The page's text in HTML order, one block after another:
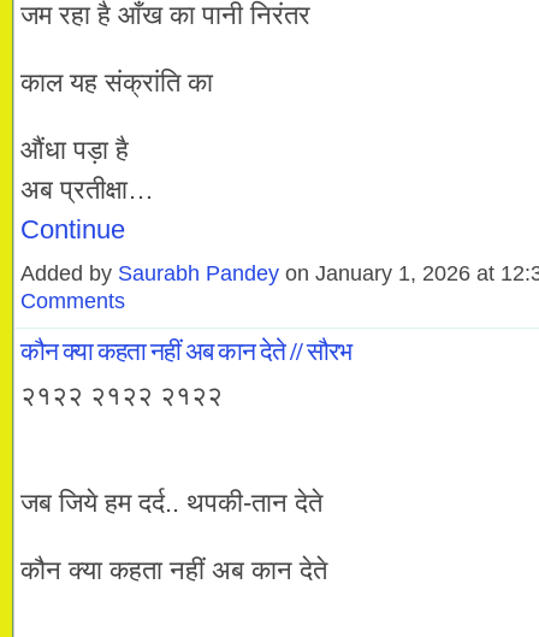
जम रहा है आँख का पानी निरंतर
काल यह संक्रांति का
औंधा पड़ा है
अब प्रतीक्षा…
Continue
Added by Saurabh Pandey on January 1, 2026 at
Comments
कौन क्या कहता नहीं अब कान देते // सौरभ
२१२२ २१२२ २१२२
जब जिये हम दर्द.. थपकी-तान देते
कौन क्या कहता नहीं अब कान देते